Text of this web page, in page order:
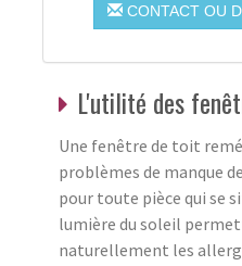
CONTACT OU
L'utilité des
Une fenêtre de toit
problèmes de manque
pour toute pièce qui se
lumière du soleil
naturellement les